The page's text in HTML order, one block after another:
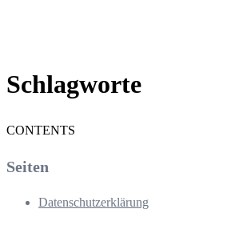
Schlagworte
CONTENTS
Seiten
Datenschutzerklärung